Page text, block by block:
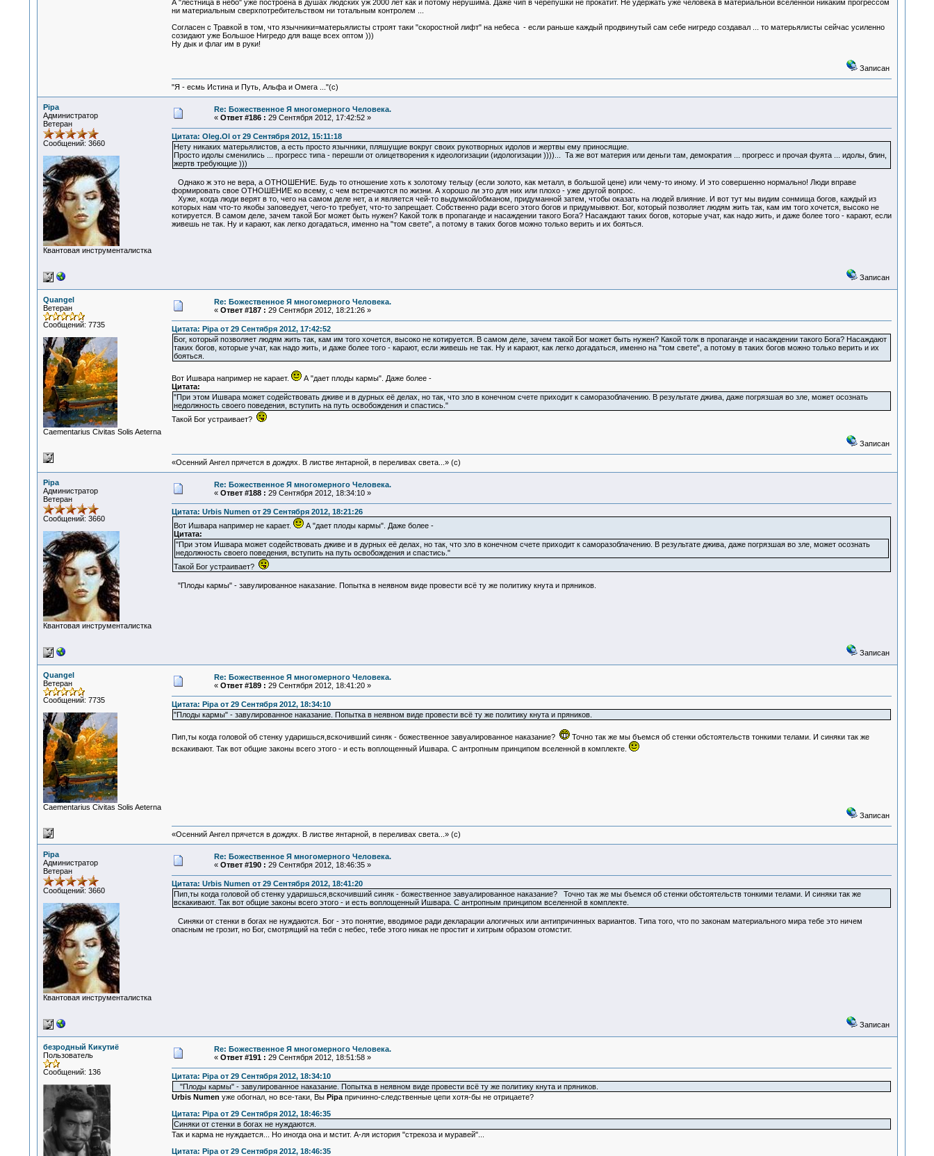
А "лестница в небо" уже построена в душах людских уж 2000 лет как и потому нерушима. Даже чип в черепушки не прокатит. Не удержать уже человека в материальной вселенной никаким прогрессом
ни материальным сверхпотребительством ни тотальным контролем ...
Согласен с Травкой в том, что язычники=матерьялисты строят таки "скоростной лифт" на небеса - если раньше каждый продвинутый сам себе нигредо создавал ... то матерьялисты сейчас усиленно
созидают уже Большое Нигредо для ваще всех оптом )))
Ну дык и флаг им в руки!
Записан
"Я - есмь Истина и Путь, Альфа и Омега ..."(с)
Pipa
Администратор
Ветеран
Сообщений: 3660
Квантовая инструменталистка
Re: Божественное Я многомерного Человека.
« Ответ #186 : 29 Сентября 2012, 17:42:52 »
Цитата: Oleg.Ol от 29 Сентября 2012, 15:11:18
Нету никаких матерьялистов, а есть просто язычники, пляшущие вокруг своих рукотворных идолов и жертвы ему приносящие.
Просто идолы сменились ... прогресс типа - перешли от олицетворения к идеологизации (идологизации ))))... Та же вот материя или деньги там, демократия ... прогресс и прочая фуята ... идолы, блин,
жертв требующие )))
Однако ж это не вера, а ОТНОШЕНИЕ. Будь то отношение хоть к золотому тельцу (если золото, как металл, в большой цене) или чему-то иному. И это совершенно нормально! Люди вправе
формировать свое ОТНОШЕНИЕ ко всему, с чем встречаются по жизни. А хорошо ли это для них или плохо - уже другой вопрос.
Хуже, когда люди верят в то, чего на самом деле нет, а и является чей-то выдумкой/обманом, придуманной затем, чтобы оказать на людей влияние. И вот тут мы видим сонмища богов, каждый из
которых нам что-то якобы заповедует, чего-то требует, что-то запрещает. Собственно ради всего этого богов и придумыввют. Бог, который позволяет людям жить так, кам им того хочется, высоко не
котируется. В самом деле, зачем такой Бог может быть нужен? Какой толк в пропаганде и насаждении такого Бога? Насаждают таких богов, которые учат, как надо жить, и даже более того - карают, если
живешь не так. Ну и карают, как легко догадаться, именно на "том свете", а потому в таких богов можно только верить и их бояться.
Записан
Quangel
Ветеран
Сообщений: 7735
Сaementarius Civitas Solis Aeterna
Re: Божественное Я многомерного Человека.
« Ответ #187 : 29 Сентября 2012, 18:21:26 »
Цитата: Pipa от 29 Сентября 2012, 17:42:52
Бог, который позволяет людям жить так, кам им того хочется, высоко не котируется. В самом деле, зачем такой Бог может быть нужен? Какой толк в пропаганде и насаждении такого Бога? Насаждают
таких богов, которые учат, как надо жить, и даже более того - карают, если живешь не так. Ну и карают, как легко догадаться, именно на "том свете", а потому в таких богов можно только верить и их
бояться.
Вот Ишвара например не карает.
А "дает плоды кармы". Даже более -
Цитата:
"При этом Ишвара может содействовать дживе и в дурных её делах, но так, что зло в конечном счете приходит к саморазоблачению. В результате джива, даже погрязшая во зле, может осознать
недолжность своего поведения, вступить на путь освобождения и спастись."
Такой Бог устраивает?
Записан
«Осенний Ангел прячется в дождях. В листве янтарной, в переливах света...» (c)
Pipa
Администратор
Ветеран
Сообщений: 3660
Квантовая инструменталистка
Re: Божественное Я многомерного Человека.
« Ответ #188 : 29 Сентября 2012, 18:34:10 »
Цитата: Urbis Numen от 29 Сентября 2012, 18:21:26
Вот Ишвара например не карает.
А "дает плоды кармы". Даже более -
Цитата:
"При этом Ишвара может содействовать дживе и в дурных её делах, но так, что зло в конечном счете приходит к саморазоблачению. В результате джива, даже погрязшая во зле, может осознать
недолжность своего поведения, вступить на путь освобождения и спастись."
Такой Бог устраивает?
"Плоды кармы" - завулированное наказание. Попытка в неявном виде провести всё ту же политику кнута и пряников.
Записан
Quangel
Ветеран
Сообщений: 7735
Сaementarius Civitas Solis Aeterna
Re: Божественное Я многомерного Человека.
« Ответ #189 : 29 Сентября 2012, 18:41:20 »
Цитата: Pipa от 29 Сентября 2012, 18:34:10
"Плоды кармы" - завулированное наказание. Попытка в неявном виде провести всё ту же политику кнута и пряников.
Пип,ты когда головой об стенку ударишься,вскочивший синяк - божественное завуалированное наказание?
Точно так же мы бъемся об стенки обстоятельств тонкими телами. И синяки так же
вскакивают. Так вот общие законы всего этого - и есть воплощенный Ишвара. С антропным принципом вселенной в комплекте.
Записан
«Осенний Ангел прячется в дождях. В листве янтарной, в переливах света...» (c)
Pipa
Администратор
Ветеран
Сообщений: 3660
Квантовая инструменталистка
Re: Божественное Я многомерного Человека.
« Ответ #190 : 29 Сентября 2012, 18:46:35 »
Цитата: Urbis Numen от 29 Сентября 2012, 18:41:20
Пип,ты когда головой об стенку ударишься,вскочивший синяк - божественное завуалированное наказание? Точно так же мы бъемся об стенки обстоятельств тонкими телами. И синяки так же
вскакивают. Так вот общие законы всего этого - и есть воплощенный Ишвара. С антропным принципом вселенной в комплекте.
Синяки от стенки в богах не нуждаются. Бог - это понятие, вводимое ради декларации алогичных или антипричинных вариантов. Типа того, что по законам материального мира тебе это ничем
опасным не грозит, но Бог, смотрящий на тебя с небес, тебе этого никак не простит и хитрым образом отомстит.
Записан
безродный Кикутиё
Пользователь
Сообщений: 136
Re: Божественное Я многомерного Человека.
« Ответ #191 : 29 Сентября 2012, 18:51:58 »
Цитата: Pipa от 29 Сентября 2012, 18:34:10
"Плоды кармы" - завулированное наказание. Попытка в неявном виде провести всё ту же политику кнута и пряников.
Urbis Numen уже обогнал, но все-таки, Вы Pipaпричинно-следственные цепи хотя-бы не отрицаете?
Цитата: Pipa от 29 Сентября 2012, 18:46:35
Синяки от стенки в богах не нуждаются.
Так и карма не нуждается... Но иногда она и мстит. А-ля история "стрекоза и муравей"...
Цитата: Pipa от 29 Сентября 2012, 18:46:35